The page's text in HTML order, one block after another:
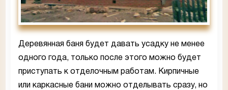
Деревянная баня будет давать усадку не менее
одного года, только после этого можно будет
приступать к отделочным работам. Кирпичные
или каркасные бани можно отделывать сразу, но